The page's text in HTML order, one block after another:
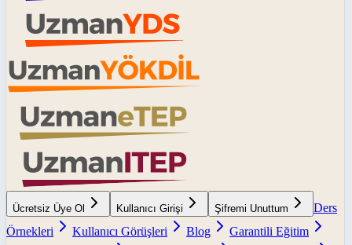
Ücretsiz Üye Ol Kullanıcı Girişi Şifremi Unuttum
Ders
Örnekleri
Kullanıcı Görüşleri Blog
Garantili Eğitim